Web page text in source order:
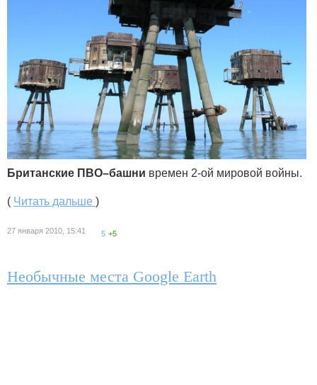
Британские ПВО–башни времен 2-ой мировой войны.
( Читать дальше )
27 января 2010, 15:41 5 +5
Необычные места Google Earth